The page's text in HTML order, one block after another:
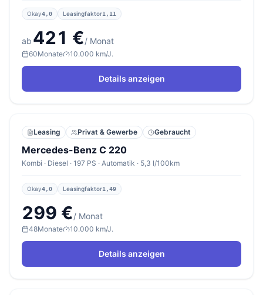
Okay4,0 Leasingfaktor1,11
ab 421 €/ Monat
60Monate 10.000 km/J.
Details anzeigen
Leasing Privat & Gewerbe Gebraucht
Mercedes-Benz C 220
Kombi · Diesel · 197 PS · Automatik · 5,3 l/100km
Okay4,0 Leasingfaktor1,49
299 €/ Monat
48Monate 10.000 km/J.
Details anzeigen